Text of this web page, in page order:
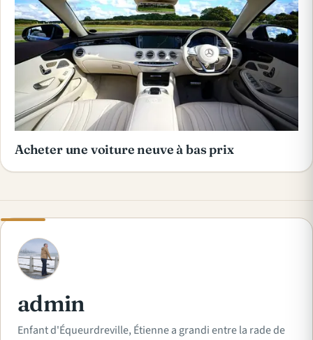
Acheter une voiture neuve à bas prix
A
admin
Enfant d'Équeurdreville, Étienne a grandi entre la rade de